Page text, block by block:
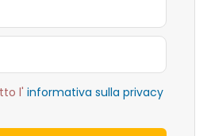
l' informativa sulla privacy